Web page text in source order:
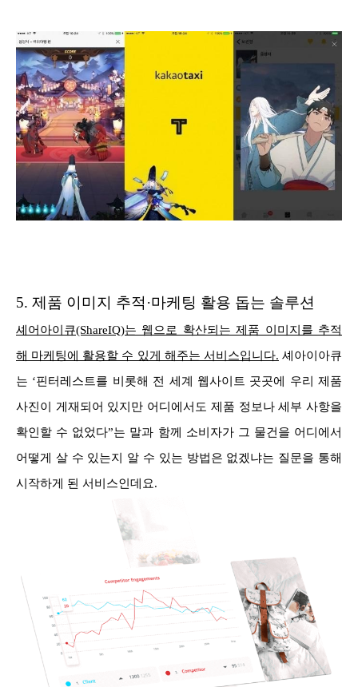
5. 제품 이미지 추적·마케팅 활용 돕는 솔루션
셰어아이큐(ShareIQ)는 웹으로 확산되는 제품 이미지를 추적
해 마케팅에 활용할 수 있게 해주는 서비스입니다. 셰아이아큐
는 ‘핀터레스트를 비롯해 전 세계 웹사이트 곳곳에 우리 제품
사진이 게재되어 있지만 어디에서도 제품 정보나 세부 사항을
확인할 수 없었다”는 말과 함께 소비자가 그 물건을 어디에서
어떻게 살 수 있는지 알 수 있는 방법은 없겠냐는 질문을 통해
시작하게 된 서비스인데요.